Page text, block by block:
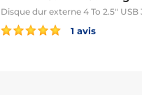
Disque dur externe 4 To 2.5"
1 avis